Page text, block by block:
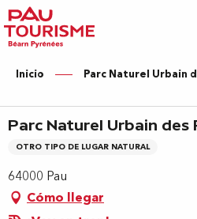
Aller
au
contenu
principal
Inicio Parc Naturel Urbain
Parc Naturel Urbain des
OTRO TIPO DE LUGAR NATURAL
64000 Pau
Cómo llegar